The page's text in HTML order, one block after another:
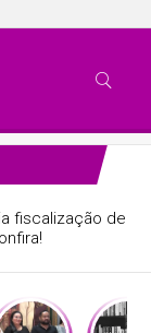
fiscalização de